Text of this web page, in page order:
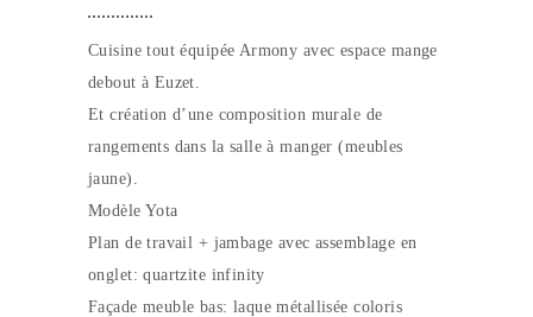
Cuisine tout équipée Armony avec espace mange
debout à Euzet.
Et création d’une composition murale de
rangements dans la salle à manger (meubles
jaune).
Modèle Yota
Plan de travail + jambage avec assemblage en
onglet: quartzite infinity
Façade meuble bas: laque métallisée coloris